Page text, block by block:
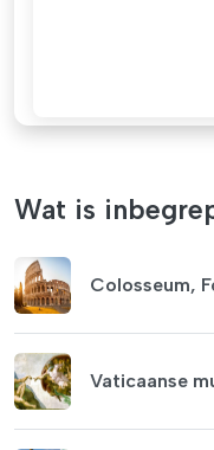
Wat is
Colosseum,
Vaticaanse